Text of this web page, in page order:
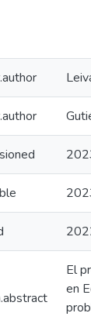
El
en